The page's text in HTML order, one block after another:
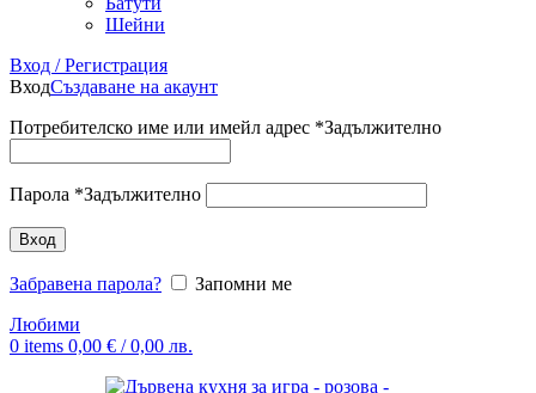
Шейни
Вход / Регистрация
ВходСъздаване на акаунт
Потребителско име или имейл адрес *Задължително
Парола *Задължително
Вход
Забравена парола?
Запомни ме
Любими
0 items 0,00 € / 0,00 лв.